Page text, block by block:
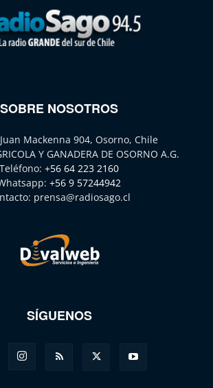
SOBRE NOSOTROS
Mackenna 904, Osorno, Chile
Y GANADERA DE OSORNO A.G.
Teléfono: +56 64 223 2160
+56 9 57244942
prensa@radiosago.cl
SÍGUENOS